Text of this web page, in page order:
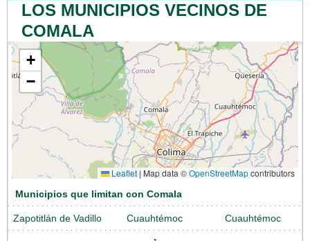
LOS MUNICIPIOS VECINOS DE
COMALA
+
−
Leaflet|Map data ©OpenStreetMapcontributors
Municipios que limitan con Comala
Zapotitlán de Vadillo Cuauhtémoc Cuauhtémoc